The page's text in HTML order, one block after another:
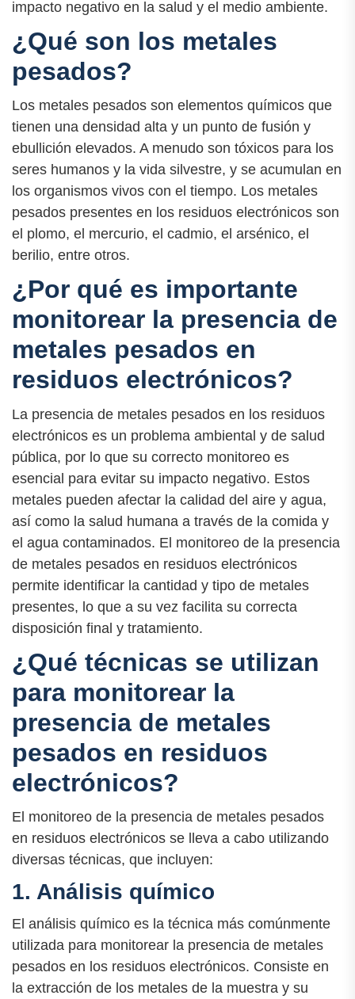
impacto negativo en la salud y el medio ambiente.
¿Qué son los metales
pesados?
Los metales pesados son elementos químicos que
tienen una densidad alta y un punto de fusión y
ebullición elevados. A menudo son tóxicos para los
seres humanos y la vida silvestre, y se acumulan en
los organismos vivos con el tiempo. Los metales
pesados presentes en los residuos electrónicos son
el plomo, el mercurio, el cadmio, el arsénico, el
berilio, entre otros.
¿Por qué es importante
monitorear la presencia de
metales pesados en
residuos electrónicos?
La presencia de metales pesados en los residuos
electrónicos es un problema ambiental y de salud
pública, por lo que su correcto monitoreo es
esencial para evitar su impacto negativo. Estos
metales pueden afectar la calidad del aire y agua,
así como la salud humana a través de la comida y
el agua contaminados. El monitoreo de la presencia
de metales pesados en residuos electrónicos
permite identificar la cantidad y tipo de metales
presentes, lo que a su vez facilita su correcta
disposición final y tratamiento.
¿Qué técnicas se utilizan
para monitorear la
presencia de metales
pesados en residuos
electrónicos?
El monitoreo de la presencia de metales pesados
en residuos electrónicos se lleva a cabo utilizando
diversas técnicas, que incluyen:
1. Análisis químico
El análisis químico es la técnica más comúnmente
utilizada para monitorear la presencia de metales
pesados en los residuos electrónicos. Consiste en
la extracción de los metales de la muestra y su